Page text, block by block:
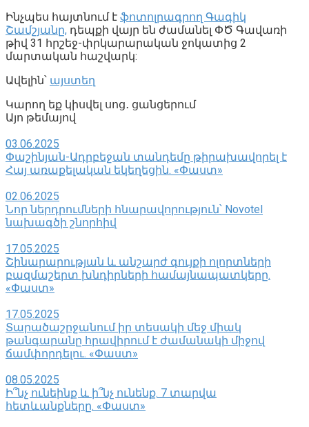
Ինչպես հայտնում է ֆոտոլրագրող Գագիկ
Շամշյանը, դեպքի վայր են ժամանել ՓԾ Գավառի
թիվ 31 հրշեջ-փրկարարական ջոկատից 2
մարտական հաշվարկ:
Ավելին՝ այստեղ
Կարող եք կիսվել սոց․ ցանցերում
Այո թեմայով
03.06.2025
Փաշինյան-Ադրբեջան տանդեմը թիրախավորել է
Հայ առաքելական եկեղեցին. «Փաստ»
02.06.2025
Նոր ներդրումների հնարավորություն՝ Novotel
նախագծի շնորհիվ
17.05.2025
Շինարարության և անշարժ գույքի ոլորտների
բազմաշերտ խնդիրների համայնապատկերը.
«Փաստ»
17.05.2025
Տարածաշրջանում իր տեսակի մեջ միակ
թանգարանը հրավիրում է ժամանակի միջով
ճամփորդելու. «Փաստ»
08.05.2025
Ի՞նչ ունեինք և ի՞նչ ունենք. 7 տարվա
հետևանքները. «Փաստ»